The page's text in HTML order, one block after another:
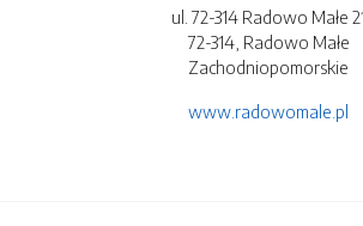
ul. 72-314 Radowo Małe
72-314, Radowo Małe
Zachodniopomorskie
www.radowomale.pl